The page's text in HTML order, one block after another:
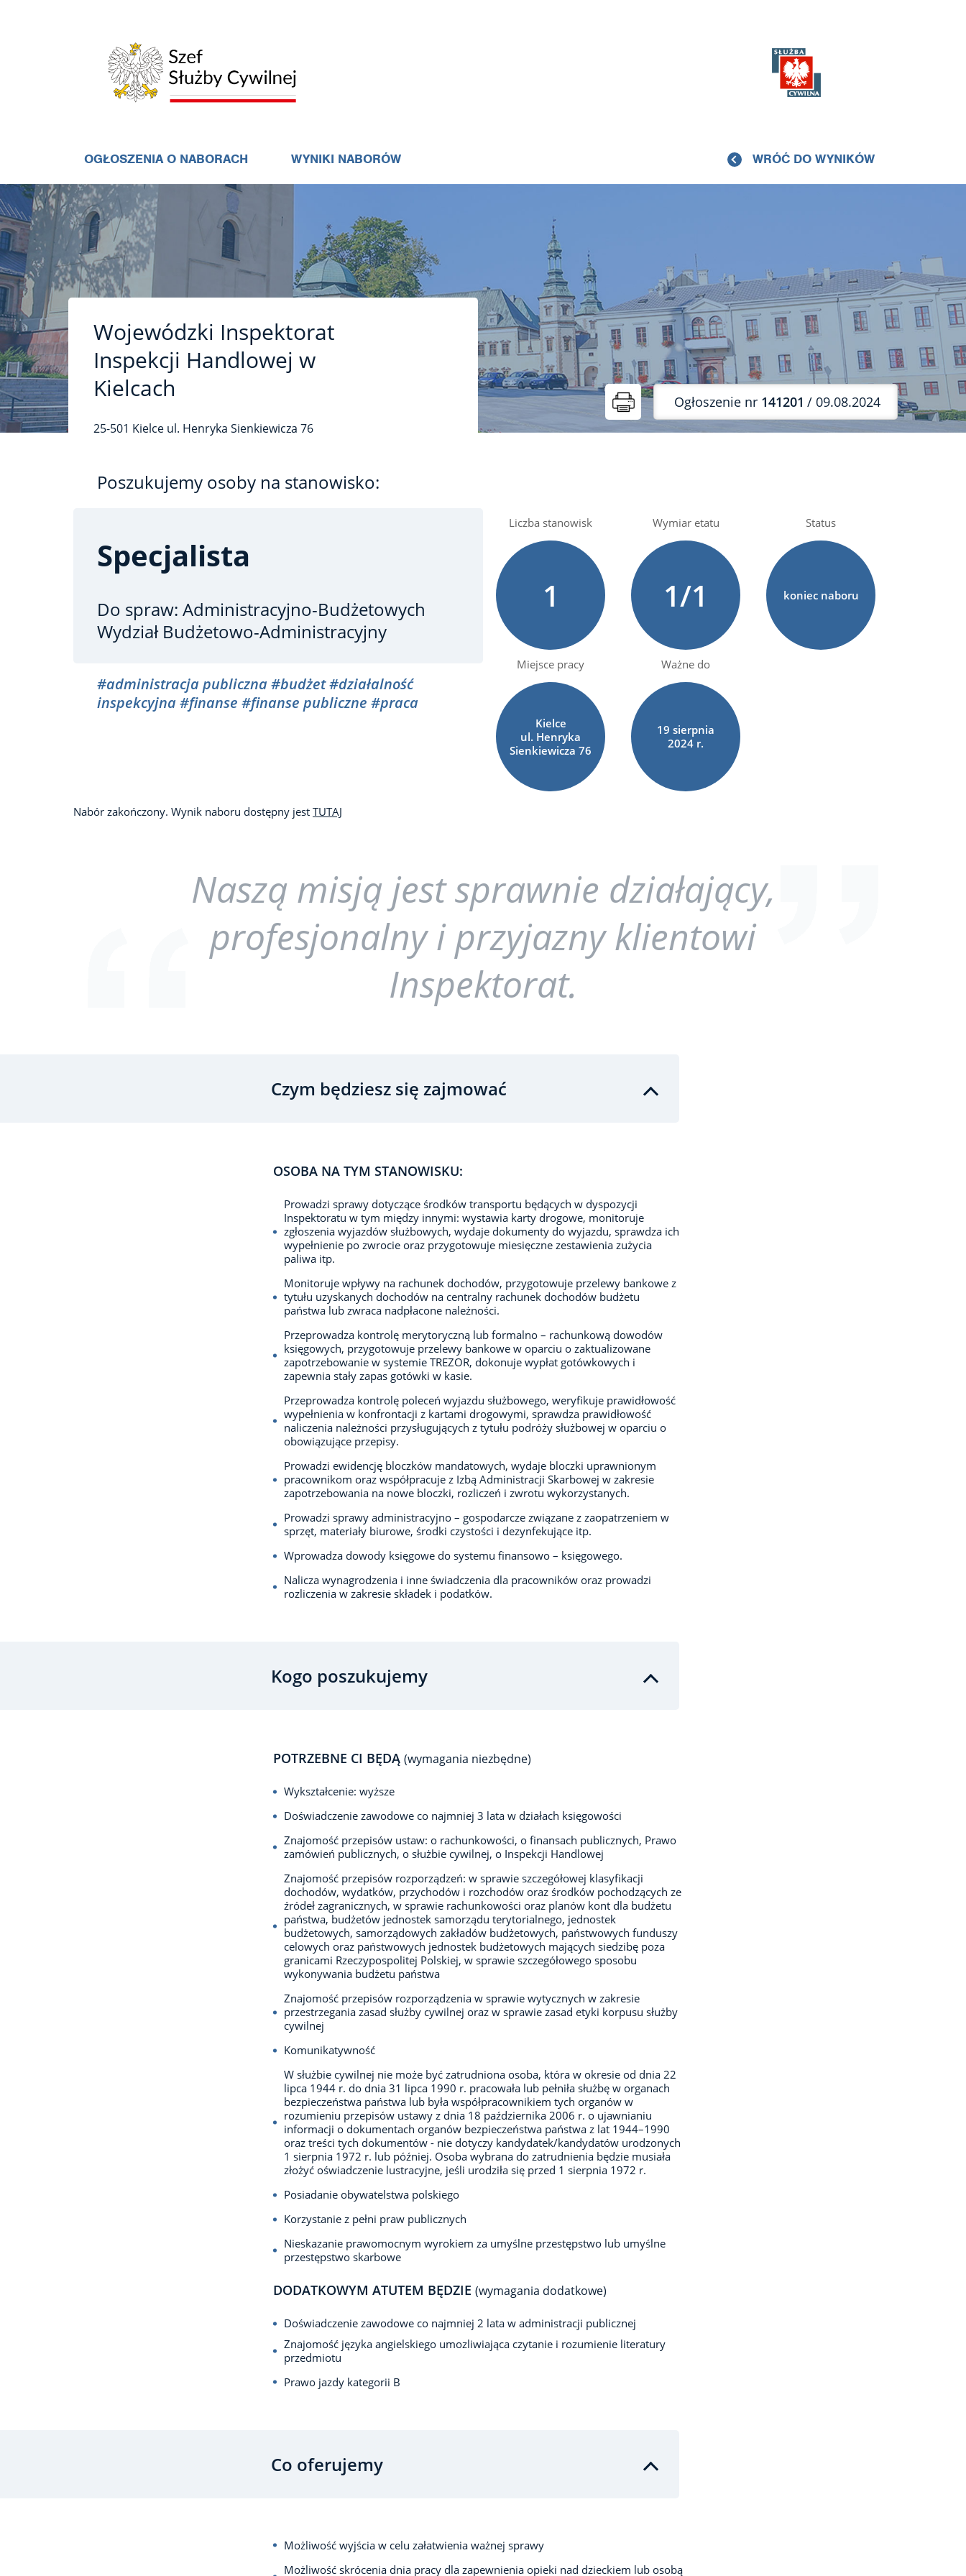
OGŁOSZENIA O NABORACH WYNIKI NABORÓW WRÓĆ DO WYNIKÓW
Wojewódzki Inspektorat
Inspekcji Handlowej w
Kielcach
25-501 Kielce ul. Henryka Sienkiewicza 76
Ogłoszenie nr 141201 / 09.08.2024
Poszukujemy osoby na stanowisko:
Specjalista
Do spraw: Administracyjno-Budżetowych
Wydział Budżetowo-Administracyjny
#administracja publiczna#budżet#działalność
inspekcyjna#finanse #finanse publiczne #praca
Liczba stanowisk
1
Wymiar etatu
1/1
Status
koniec naboru
Miejsce pracy
Kielce
ul. Henryka
Sienkiewicza 76
Ważne do
19sierpnia
2024 r.
Nabór zakończony. Wynik naboru dostępny jest TUTAJ
Naszą misją jest sprawnie działający,
profesjonalny i przyjazny klientowi
Inspektorat.
Czym będziesz się zajmować
OSOBA NA TYM STANOWISKU:
Prowadzi sprawy dotyczące środków transportu będących w dyspozycji
Inspektoratu w tym między innymi: wystawia karty drogowe, monitoruje
zgłoszenia wyjazdów służbowych, wydaje dokumenty do wyjazdu, sprawdza ich
wypełnienie po zwrocie oraz przygotowuje miesięczne zestawienia zużycia
paliwa itp.
Monitoruje wpływy na rachunek dochodów, przygotowuje przelewy bankowe z
tytułu uzyskanych dochodów na centralny rachunek dochodów budżetu
państwa lub zwraca nadpłacone należności.
Przeprowadza kontrolę merytoryczną lub formalno – rachunkową dowodów
księgowych, przygotowuje przelewy bankowe w oparciu o zaktualizowane
zapotrzebowanie w systemie TREZOR, dokonuje wypłat gotówkowych i
zapewnia stały zapas gotówki w kasie.
Przeprowadza kontrolę poleceń wyjazdu służbowego, weryfikuje prawidłowość
wypełnienia w konfrontacji z kartami drogowymi, sprawdza prawidłowość
naliczenia należności przysługujących z tytułu podróży służbowej w oparciu o
obowiązujące przepisy.
Prowadzi ewidencję bloczków mandatowych, wydaje bloczki uprawnionym
pracownikom oraz współpracuje z Izbą Administracji Skarbowej w zakresie
zapotrzebowania na nowe bloczki, rozliczeń i zwrotu wykorzystanych.
Prowadzi sprawy administracyjno – gospodarcze związane z zaopatrzeniem w
sprzęt, materiały biurowe, środki czystości i dezynfekujące itp.
Wprowadza dowody księgowe do systemu finansowo – księgowego.
Nalicza wynagrodzenia i inne świadczenia dla pracowników oraz prowadzi
rozliczenia w zakresie składek i podatków.
Kogo poszukujemy
POTRZEBNE CI BĘDĄ (wymagania niezbędne)
Wykształcenie: wyższe
Doświadczenie zawodowe co najmniej 3 lata w działach księgowości
Znajomość przepisów ustaw: o rachunkowości, o finansach publicznych, Prawo
zamówień publicznych, o służbie cywilnej, o Inspekcji Handlowej
Znajomość przepisów rozporządzeń: w sprawie szczegółowej klasyfikacji
dochodów, wydatków, przychodów i rozchodów oraz środków pochodzących ze
źródeł zagranicznych, w sprawie rachunkowości oraz planów kont dla budżetu
państwa, budżetów jednostek samorządu terytorialnego, jednostek
budżetowych, samorządowych zakładów budżetowych, państwowych funduszy
celowych oraz państwowych jednostek budżetowych mających siedzibę poza
granicami Rzeczypospolitej Polskiej, w sprawie szczegółowego sposobu
wykonywania budżetu państwa
Znajomość przepisów rozporządzenia w sprawie wytycznych w zakresie
przestrzegania zasad służby cywilnej oraz w sprawie zasad etyki korpusu służby
cywilnej
Komunikatywność
W służbie cywilnej nie może być zatrudniona osoba, która w okresie od dnia 22
lipca 1944 r. do dnia 31 lipca 1990 r. pracowała lub pełniła służbę w organach
bezpieczeństwa państwa lub była współpracownikiem tych organów w
rozumieniu przepisów ustawy z dnia 18 października 2006 r. o ujawnianiu
informacji o dokumentach organów bezpieczeństwa państwa z lat 1944–1990
oraz treści tych dokumentów - nie dotyczy kandydatek/kandydatów urodzonych
1 sierpnia 1972 r. lub później. Osoba wybrana do zatrudnienia będzie musiała
złożyć oświadczenie lustracyjne, jeśli urodziła się przed 1 sierpnia 1972 r.
Posiadanie obywatelstwa polskiego
Korzystanie z pełni praw publicznych
Nieskazanie prawomocnym wyrokiem za umyślne przestępstwo lub umyślne
przestępstwo skarbowe
DODATKOWYM ATUTEM BĘDZIE (wymagania dodatkowe)
Doświadczenie zawodowe co najmniej 2 lata w administracji publicznej
Znajomość języka angielskiego umozliwiająca czytanie i rozumienie literatury
przedmiotu
Prawo jazdy kategorii B
Co oferujemy
Możliwość wyjścia w celu załatwienia ważnej sprawy
Możliwość skrócenia dnia pracy dla zapewnienia opieki nad dzieckiem lub osobą